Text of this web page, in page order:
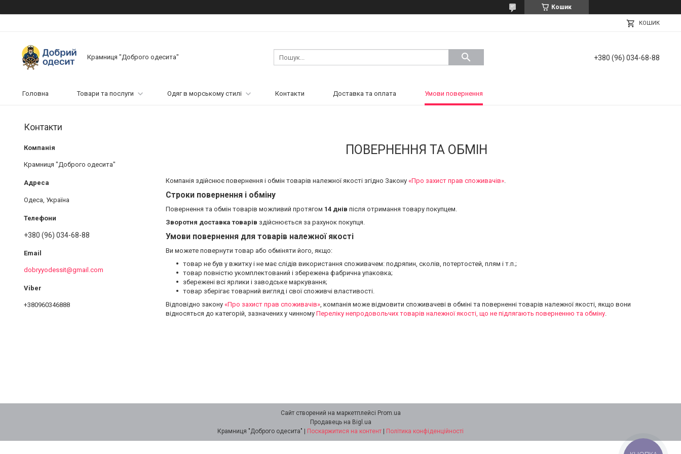
Кошик
КОШИК
Крамниця "Доброго одесита" +380 (96) 034-68-88
Головна Товари та послуги Одяг в морському стилі Контакти Доставка та оплата Умови повернення
ПОВЕРНЕННЯ ТА ОБМІН
Компанія здійснює повернення і обмін товарів належної якості згідно Закону «Про захист прав споживачів».
Строки повернення і обміну
Повернення та обмін товарів можливий протягом 14 днів після отримання товару покупцем.
Зворотня доставка товарів здійснюється за рахунок покупця.
Умови повернення для товарів належної якості
Ви можете повернути товар або обміняти його, якщо:
товар не був у вжитку і не має слідів використання споживачем: подряпин, сколів, потертостей, плям і т.п.;
товар повністю укомплектований і збережена фабрична упаковка;
збережені всі ярлики і заводське маркування;
товар зберігає товарний вигляд і свої споживчі властивості.
Відповідно закону «Про захист прав споживачів», компанія може відмовити споживачеві в обміні та поверненні товарів належної якості, якщо вони
відносяться до категорій, зазначених у чинному Переліку непродовольчих товарів належної якості, що не підлягають поверненню та обміну.
Контакти
Крамниця "Доброго одесита"
Одеса, Україна
+380 (96) 034-68-88
dobryyodessit@gmail.com
+380960346888
Сайт створений на маркетплейсі Prom.ua
Продавець на Bigl.ua
Поскаржитися на контент Політика конфіденційності